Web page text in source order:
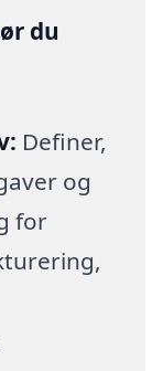
du
Definer,
og
for